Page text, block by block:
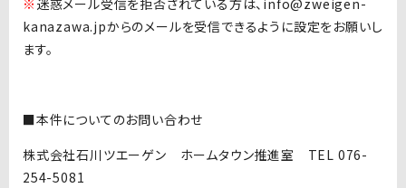
kanazawa.jpからのメールを受信できるように設定をお願いし
ます。
■本件についてのお問い合わせ
株式会社石川ツエーゲン ホームタウン推進室 TEL 076-
254-5081